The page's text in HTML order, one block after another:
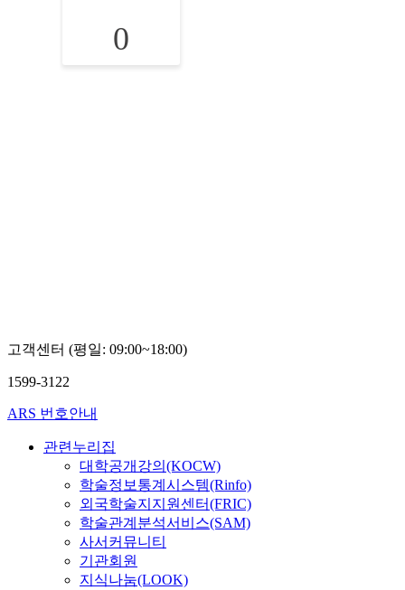
0
고객센터 (평일: 09:00~18:00)
1599-3122
ARS 번호안내
관련누리집
대학공개강의(KOCW)
학술정보통계시스템(Rinfo)
외국학술지지원센터(FRIC)
학술관계분석서비스(SAM)
사서커뮤니티
기관회원
지식나눔(LOOK)